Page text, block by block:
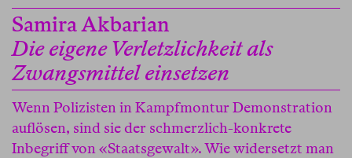
Samira Akbarian
Die eigene Verletzlichkeit als
Zwangsmittel einsetzen
Wenn Polizisten in Kampfmontur Demonstration
auflösen, sind sie der schmerzlich-konkrete
Inbegriff von «Staatsgewalt». Wie widersetzt man